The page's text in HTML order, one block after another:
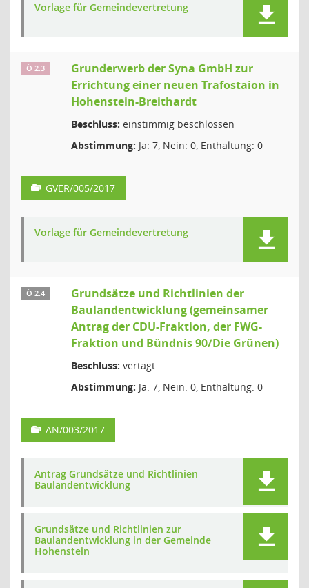
Vorlage für Gemeindevertretung
Ö 2.3
Grunderwerb der Syna GmbH zur
Errichtung einer neuen Trafostaion in
Hohenstein-Breithardt
Beschluss: einstimmig beschlossen
Abstimmung: Ja: 7, Nein: 0, Enthaltung: 0
GVER/005/2017
Vorlage für Gemeindevertretung
Ö 2.4
Grundsätze und Richtlinien der
Baulandentwicklung (gemeinsamer
Antrag der CDU-Fraktion, der FWG-
Fraktion und Bündnis 90/Die Grünen)
Beschluss: vertagt
Abstimmung: Ja: 7, Nein: 0, Enthaltung: 0
AN/003/2017
Antrag Grundsätze und Richtlinien
Baulandentwicklung
Grundsätze und Richtlinien zur
Baulandentwicklung in der Gemeinde
Hohenstein